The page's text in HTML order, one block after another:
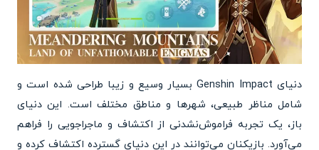
دنیای Genshin Impact بسیار وسیع و زیبا طراحی شده است و
شامل مناظر طبیعی، شهرها و مناطق مختلف است. این دنیای
باز، یک تجربه فراموش‌نشدنی از اکتشاف و ماجراجویی را فراهم
می‌آورد. بازیکنان می‌توانند در این دنیای گسترده اکتشاف کرده و